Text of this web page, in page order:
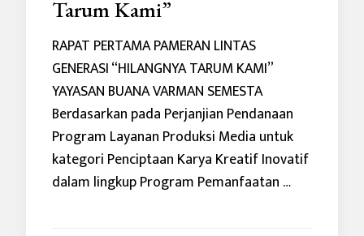
Tarum Kami”
RAPAT PERTAMA PAMERAN LINTAS
GENERASI “HILANGNYA TARUM KAMI”
YAYASAN BUANA VARMAN SEMESTA
Berdasarkan pada Perjanjian Pendanaan
Program Layanan Produksi Media untuk
kategori Penciptaan Karya Kreatif Inovatif
dalam lingkup Program Pemanfaatan …